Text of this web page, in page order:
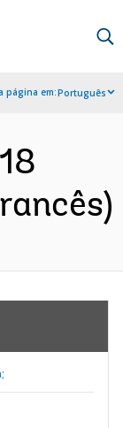
página em:Português